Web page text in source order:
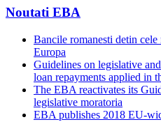
Noutati EBA
Bancile romanesti detin
Europa
Guidelines on legislative
loan repayments applied in
The EBA reactivates its
legislative moratoria
EBA publishes 2018 EU-